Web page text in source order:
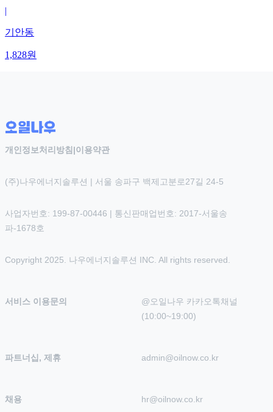
|
기안동
1,828원
개인정보처리방침 |이용약관
(주)나우에너지솔루션 | 서울 송파구 백제고분로27길 24-5
사업자번호: 199-87-00446 | 통신판매업번호: 2017-서울송
파-1678호
Copyright 2025. 나우에너지솔루션 INC. All rights reserved.
서비스 이용문의
@오일나우 카카오톡채널
(10:00~19:00)
파트너십, 제휴 admin@oilnow.co.kr
채용 hr@oilnow.co.kr